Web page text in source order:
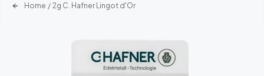
Home / 2g C. Hafner Lingot d'Or